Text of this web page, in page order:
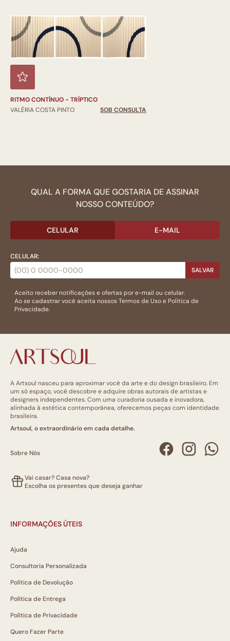
RITMO CONTÍNUO - TRÍPTICO
VALÉRIA COSTA PINTO
SOB CONSULTA
QUAL A FORMA QUE GOSTARIA DE ASSINAR
NOSSO CONTEÚDO?
CELULAR E-MAIL
CELULAR:
SALVAR
Aceito receber notificações e ofertas por e-mail ou celular.
Ao se cadastrar você aceita nossosTermos de Usoe Politica de
Privacidade.
A Artsoul nasceu para aproximar você da arte e do design brasileiro. Em
um só espaço, você descobre e adquire obras autorais de artistas e
designers independentes. Com uma curadoria ousada e inovadora,
alinhada à estética contemporânea, oferecemos peças com identidade
brasileira.
Artsoul, o extraordinário em cada detalhe.
Sobre Nós
Vai casar? Casa nova?
Escolha os presentes que deseja ganhar
INFORMAÇÕES ÚTEIS
Ajuda
Consultoria Personalizada
Política de Devolução
Política de Entrega
Política de Privacidade
Quero Fazer Parte